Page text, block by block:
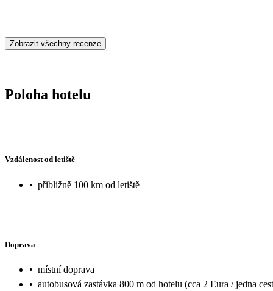
Zobrazit všechny recenze
Poloha hotelu
Vzdálenost od letiště
• přibližně 100 km od letiště
Doprava
• místní doprava
• autobusová zastávka 800 m od hotelu (cca 2 Eura / jedna